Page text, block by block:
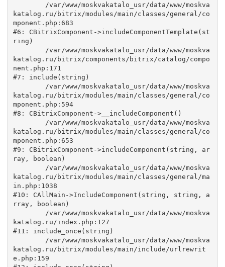
katalog.ru/bitrix/modules/main/classes/general/co
mponent.php:683
#6: CBitrixComponent->includeComponentTemplate(st
ring)
katalog.ru/bitrix/components/bitrix/catalog/compo
nent.php:171
#7: include(string)
katalog.ru/bitrix/modules/main/classes/general/co
mponent.php:594
#8: CBitrixComponent->__includeComponent()
katalog.ru/bitrix/modules/main/classes/general/co
mponent.php:653
#9: CBitrixComponent->includeComponent(string, ar
ray, boolean)
katalog.ru/bitrix/modules/main/classes/general/ma
in.php:1038
#10: CAllMain->IncludeComponent(string, string, a
rray, boolean)
katalog.ru/index.php:127
#11: include_once(string)
katalog.ru/bitrix/modules/main/include/urlrewrit
e.php:159